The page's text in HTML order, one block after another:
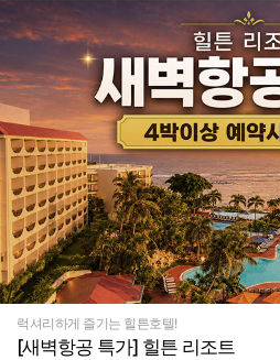
럭셔리하게 즐기는 힐튼호텔!
[새벽항공 특가] 힐튼 리조트